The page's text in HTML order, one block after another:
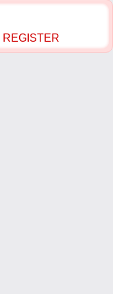
REGISTER